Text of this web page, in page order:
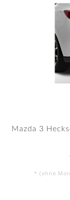
Mazda 3
* (ohne